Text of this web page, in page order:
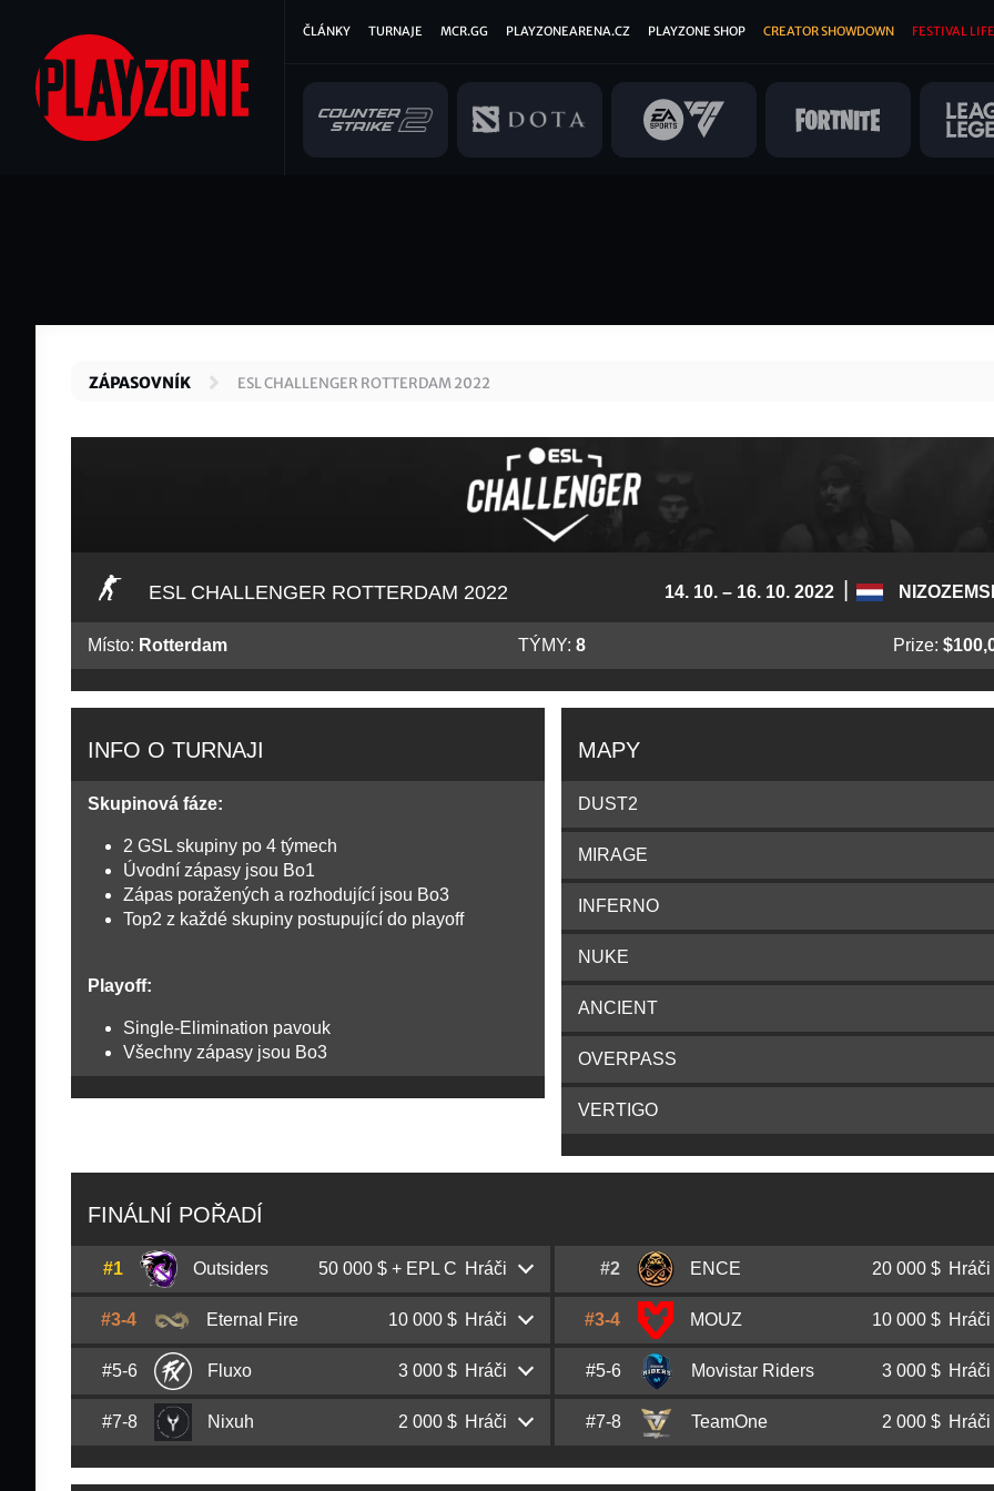
hlavnímu
obsahu
Hlavní
ČLÁNKY TURNAJE MCR.GG PLAYZONEARENA.CZ PLAYZONE SHOP CREATOR SHOWDOWN FESTIVAL
ZÁPASOVNÍK ESL CHALLENGER ROTTERDAM 2022
ESL CHALLENGER ROTTERDAM 2022 14. 10. – 16. 10. 2022
Místo: Rotterdam TÝMY: 8 Prize:
INFO O TURNAJI
Skupinová fáze:
2 GSL skupiny po 4 týmech
Úvodní zápasy jsou Bo1
Zápas poražených a rozhodující jsou Bo3
Top2 z každé skupiny postupující do playoff
Playoff:
Single-Elimination pavouk
Všechny zápasy jsou Bo3
MAPY
DUST2
MIRAGE
INFERNO
NUKE
ANCIENT
OVERPASS
VERTIGO
FINÁLNÍ POŘADÍ
#1 Outsiders 50 000 $ + EPL C Hráči
Dzhami JameAli
Evgeny FL1TLebedev
AlexeyqikertGolubev
Davidn0rb3r7Danielyan
#2 ENCE 20 000 $ Hráči
PawełdychaDycha
MarcoSnappiPfeiffer
PavleMadenBošković
ÁlvaroSunPayusGarcía
#3-4 Eternal Fire 10 000 $ Hráči
IsmailcanXANTARES Dörtkardeş
Özgür woxicEker
ÖmerimoRRKarataş
#3-4 MOUZ 10 000 $ Hráči
DavidfrozenČerňanský
ChristopherdexterNong
ÁdámtorzsiTorzsás
#5-6 Fluxo 3 000 $ Hráči
JoãofelpsVasconcellos
#5-6 Movistar Riders 3 000 $ Hráči
Alejandro ALEXMasanet
#7-8 Nixuh 2 000 $ Hráči #7-8 TeamOne 2 000 $ Hráči